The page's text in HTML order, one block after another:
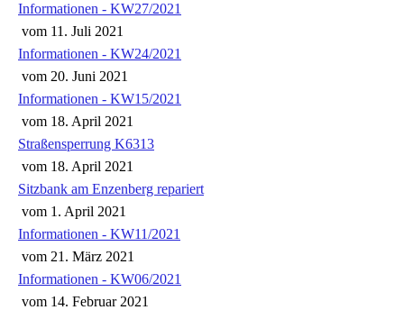
Informationen - KW27/2021
vom 11. Juli 2021
Informationen - KW24/2021
vom 20. Juni 2021
Informationen - KW15/2021
vom 18. April 2021
Straßensperrung K6313
vom 18. April 2021
Sitzbank am Enzenberg repariert
vom 1. April 2021
Informationen - KW11/2021
vom 21. März 2021
Informationen - KW06/2021
vom 14. Februar 2021